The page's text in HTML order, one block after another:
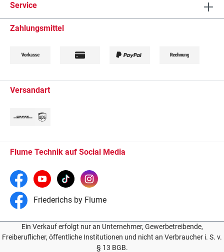
Service
Zahlungsmittel
Versandart
Flume Technik auf Social Media
Friederichs by Flume
Ein Verkauf erfolgt nur an Unternehmer, Gewerbetreibende,
Freiberuflicher, öffentliche Institutionen und nicht an Verbraucher i. S. v.
§ 13 BGB.